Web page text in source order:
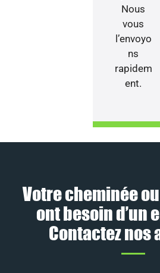
Nous
vous
l’envoyo
ns
rapidem
ent.
Votre cheminée
ont besoin d’un
Contactez nos